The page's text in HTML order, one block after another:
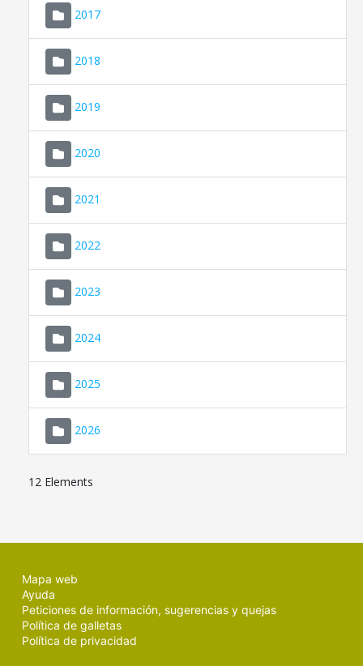
2017
2018
2019
2020
2021
2022
2023
2024
2025
2026
12 Elements
Mapa web
Ayuda
Peticiones de información, sugerencias y quejas
Política de galletas
Política de privacidad